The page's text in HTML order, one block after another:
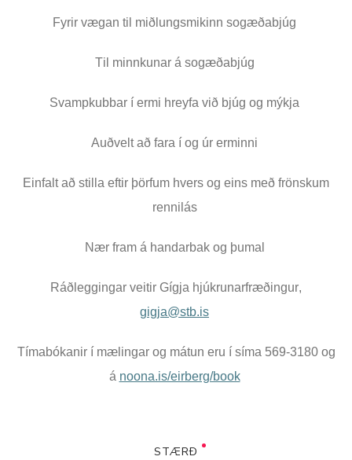
Fyrir vægan til miðlungsmikinn sogæðabjúg
Til minnkunar á sogæðabjúg
Svampkubbar í ermi hreyfa við bjúg og mýkja
Auðvelt að fara í og úr erminni
Einfalt að stilla eftir þörfum hvers og eins með frönskum
rennilás
Nær fram á handarbak og þumal
Ráðleggingar veitir Gígja hjúkrunarfræðingur,
gigja@stb.is
Tímabókanir í mælingar og mátun eru í síma 569-3180 og
á noona.is/eirberg/book
STÆRÐ